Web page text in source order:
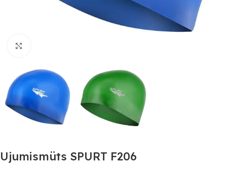
Ujumismüts SPURT F206